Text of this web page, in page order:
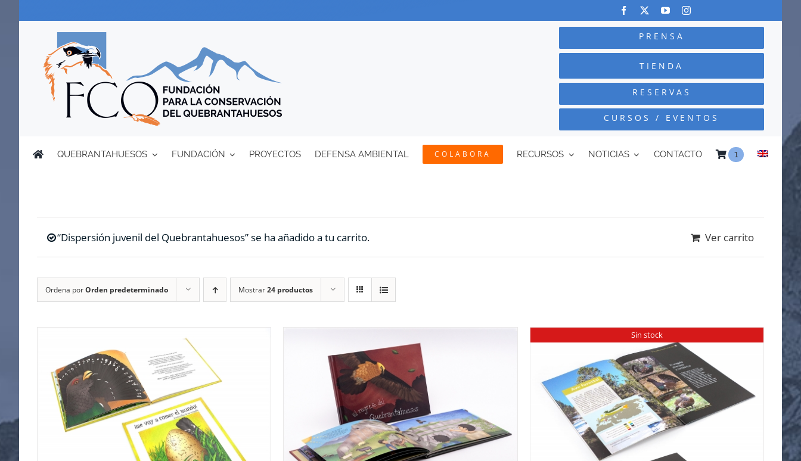
PRENSA
TIENDA
RESERVAS
CURSOS / EVENTOS
QUEBRANTAHUESOS FUNDACIÓN PROYECTOS DEFENSA AMBIENTAL COLABORA RECURSOS NOTICIAS CONTACTO 1
“Dispersión juvenil del Quebrantahuesos” se ha añadido a tu carrito. Ver carrito
Ordena porOrden predeterminado Mostrar24 productos
Sin stock